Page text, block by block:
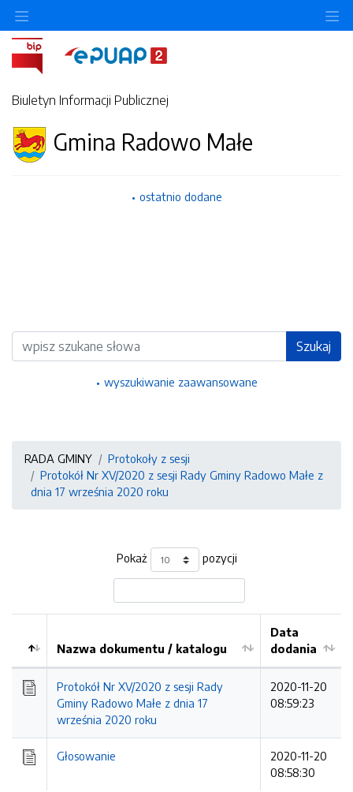
Biuletyn Informacji Publicznej
Gmina Radowo Małe
ostatnio dodane
Wyszukiwarka Szukaj
wyszukiwanie zaawansowane
RADA GMINY
Protokoły z sesji
Protokół Nr XV/2020 z sesji Rady Gminy Radowo Małe z
dnia 17 września 2020 roku
Pokaż pozycji
Kolejność
Nazwa dokumentu / katalogu
Data
dodania
Protokół Nr XV/2020 z sesji Rady
Gminy Radowo Małe z dnia 17
września 2020 roku
2020-11-20
08:59:23
Głosowanie
2020-11-20
08:58:30